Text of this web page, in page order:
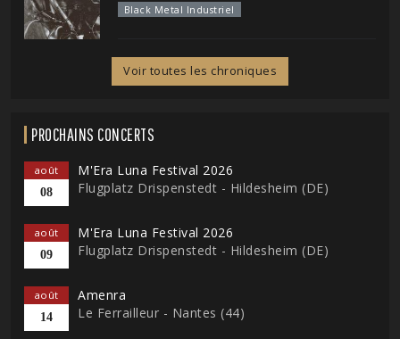
Black Metal Industriel
Voir toutes les chroniques
PROCHAINS CONCERTS
août
08
M'Era Luna Festival 2026
Flugplatz Drispenstedt - Hildesheim (DE)
août
09
M'Era Luna Festival 2026
Flugplatz Drispenstedt - Hildesheim (DE)
août
14
Amenra
Le Ferrailleur - Nantes (44)